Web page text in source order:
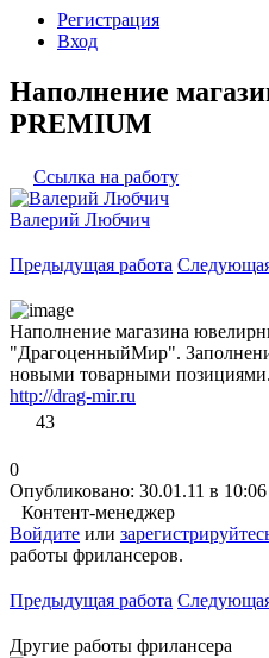
Регистрация
Вход
Наполнение
PREMIUM
Ссылка на работу
Валерий Любчич
Предыдущая работа
Наполнение магазина
"ДрагоценныйМир".
новыми товарными позициями.
http://drag-mir.ru
43
0
Опубликовано: 30.01.11 в 10:06
Контент-менеджер
Войдите или
работы фрилансеров.
Предыдущая работа
Другие работы фрилансера